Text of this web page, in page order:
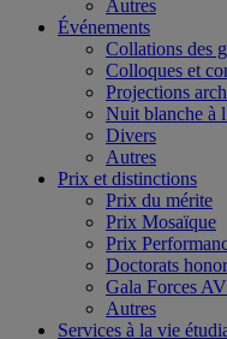
Autres
Événements
Collations des
Colloques et
Projections
Nuit blanche à
Divers
Autres
Prix et distinctions
Prix du mérite
Prix Mosaïque
Prix
Doctorats
Gala Forces
Autres
Services à la vie